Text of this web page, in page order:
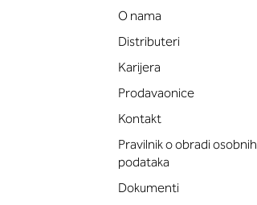
O nama
Distributeri
Karijera
Prodavaonice
Kontakt
Pravilnik o obradi osobnih
podataka
Dokumenti